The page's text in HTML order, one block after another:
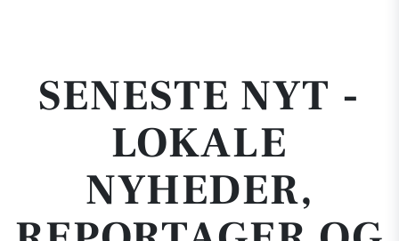
SENESTE NYT -
LOKALE
NYHEDER,